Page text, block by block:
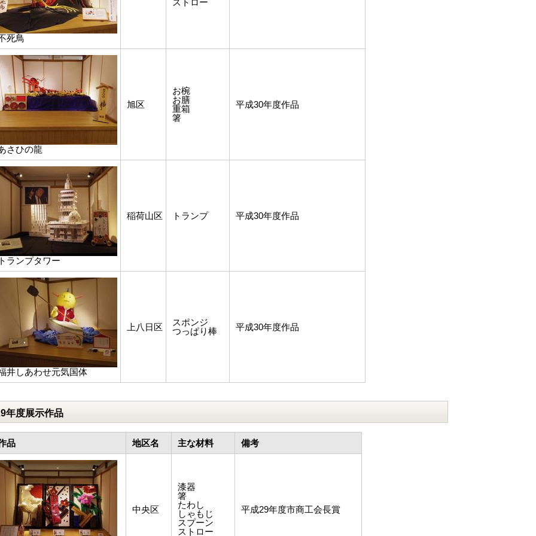
死鳥
さひの龍
旭区
お椀
お膳
重箱
箸
平成30年度作品
ランプタワー
稲荷山区 トランプ 平成30年度作品
井しあわせ元気国体
上八日区
スポンジ
つっぱり棒
平成30年度作品
年度展示作品
品 地区名 主な材料 備考
中央区
漆器
箸
たわし
しゃもじ
スプーン
ストロー
平成29年度市商工会長賞